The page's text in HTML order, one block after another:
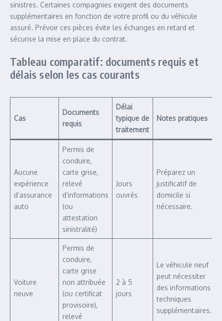
sinistres. Certaines compagnies exigent des documents
supplémentaires en fonction de votre profil ou du véhicule
assuré. Prévoir ces pièces évite les échanges en retard et
sécurise la mise en place du contrat.
Tableau comparatif: documents requis et
délais selon les cas courants
Cas
Documents
requis
Délai
typique de
traitement
Notes pratiques
Aucune
expérience
d’assurance
auto
Permis de
conduire,
carte grise,
relevé
d’informations
(ou
attestation
sinistralité)
Jours
ouvrés
Préparez un
justificatif de
domicile si
nécessaire.
Voiture
neuve
Permis de
conduire,
carte grise
non attribuée
(ou certificat
provisoire),
relevé
2 à 5
jours
Le véhicule neuf
peut nécessiter
des informations
techniques
supplémentaires.